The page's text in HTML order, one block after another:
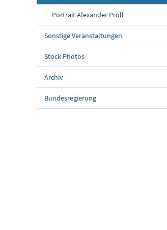
Portrait Alexander Pröll
Sonstige Veranstaltungen
Stock Photos
Archiv
Bundesregierung